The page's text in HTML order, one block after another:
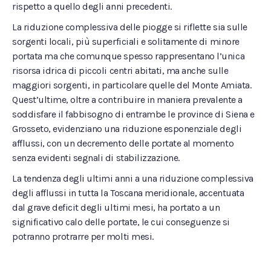
rispetto a quello degli anni precedenti.
La riduzione complessiva delle piogge si riflette sia sulle
sorgenti locali, più superficiali e solitamente di minore
portata ma che comunque spesso rappresentano l’unica
risorsa idrica di piccoli centri abitati, ma anche sulle
maggiori sorgenti, in particolare quelle del Monte Amiata.
Quest’ultime, oltre a contribuire in maniera prevalente a
soddisfare il fabbisogno di entrambe le province di Siena e
Grosseto, evidenziano una riduzione esponenziale degli
afflussi, con un decremento delle portate al momento
senza evidenti segnali di stabilizzazione.
La tendenza degli ultimi anni a una riduzione complessiva
degli afflussi in tutta la Toscana meridionale, accentuata
dal grave deficit degli ultimi mesi, ha portato a un
significativo calo delle portate, le cui conseguenze si
potranno protrarre per molti mesi.